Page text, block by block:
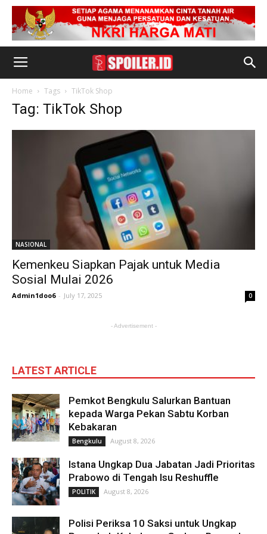
Home Tags TikTok Shop
Tag: TikTok Shop
NASIONAL
Kemenkeu Siapkan Pajak untuk Media
Sosial Mulai 2026
Admin1doo6 - July 17, 2025 0
- Advertisement -
LATEST ARTICLE
Pemkot Bengkulu Salurkan Bantuan
kepada Warga Pekan Sabtu Korban
Kebakaran
Bengkulu August 8, 2026
Istana Ungkap Dua Jabatan Jadi Prioritas
Prabowo di Tengah Isu Reshuffle
POLITIK August 8, 2026
Polisi Periksa 10 Saksi untuk Ungkap